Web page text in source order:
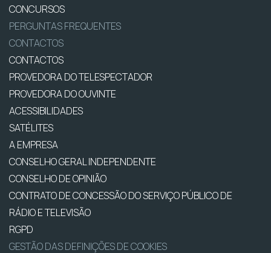
CONCURSOS
PERGUNTAS FREQUENTES
CONTACTOS
CONTACTOS
PROVEDORA DO TELESPECTADOR
PROVEDORA DO OUVINTE
ACESSIBILIDADES
SATÉLITES
A EMPRESA
CONSELHO GERAL INDEPENDENTE
CONSELHO DE OPINIÃO
CONTRATO DE CONCESSÃO DO SERVIÇO PÚBLICO DE
RÁDIO E TELEVISÃO
RGPD
GESTÃO DAS DEFINIÇÕES DE COOKIES